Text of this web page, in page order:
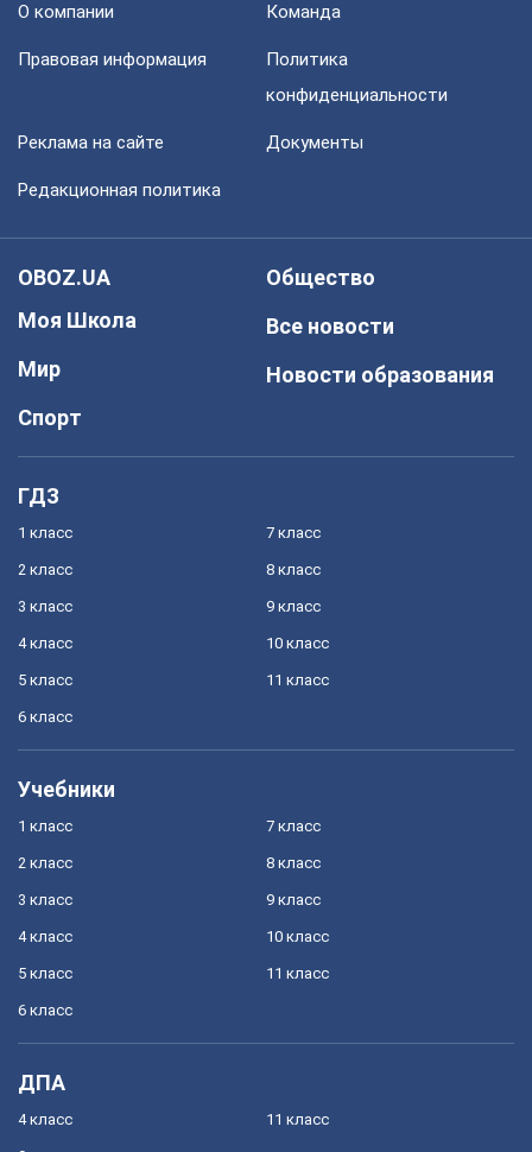
О компании Команда
Правовая информация
Политика
конфиденциальности
Реклама на сайте Документы
Редакционная политика
OBOZ.UA
Моя Школа
Мир
Спорт
Общество
Все новости
Новости образования
ГДЗ
1 класс
2 класс
3 класс
4 класс
5 класс
6 класс
7 класс
8 класс
9 класс
10 класс
11 класс
Учебники
1 класс
2 класс
3 класс
4 класс
5 класс
6 класс
7 класс
8 класс
9 класс
10 класс
11 класс
ДПА
4 класс 11 класс